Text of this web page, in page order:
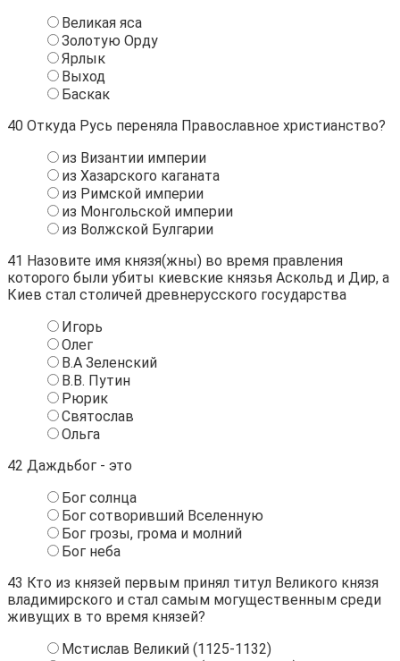
Великая яса
Золотую Орду
Ярлык
Выход
Баскак
40 Откуда Русь переняла Православное христианство?
из Византии империи
из Хазарского каганата
из Римской империи
из Монгольской империи
из Волжской Булгарии
41 Назовите имя князя(жны) во время правления
которого были убиты киевские князья Аскольд и Дир, а
Киев стал столичей древнерусского государства
Игорь
Олег
В.А Зеленский
В.В. Путин
Рюрик
Святослав
Ольга
42 Даждьбог - это
Бог солнца
Бог сотворивший Вселенную
Бог грозы, грома и молний
Бог неба
43 Кто из князей первым принял титул Великого князя
владимирского и стал самым могущественным среди
живущих в то время князей?
Мстислав Великий (1125-1132)